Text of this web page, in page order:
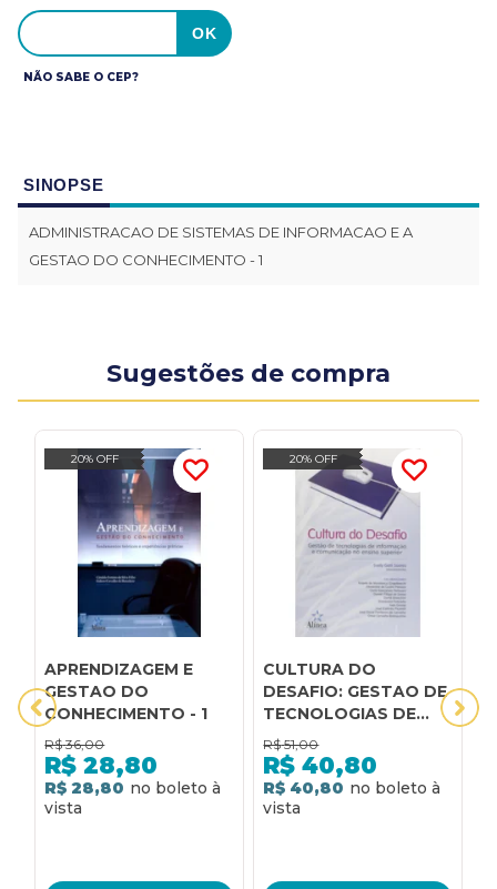
NÃO SABE O CEP?
SINOPSE
ADMINISTRACAO DE SISTEMAS DE INFORMACAO E A
GESTAO DO CONHECIMENTO - 1
Sugestões de compra
20% OFF
APRENDIZAGEM E
GESTAO DO
CONHECIMENTO - 1
R$ 36,00
R$ 28,80
R$ 28,80
20% OFF
CULTURA DO
DESAFIO: GESTAO DE
TECNOLOGIAS DE
INFORMACAO E
COMUNICACAO NO
EN - 1
R$ 51,00
R$ 40,80
R$ 40,80